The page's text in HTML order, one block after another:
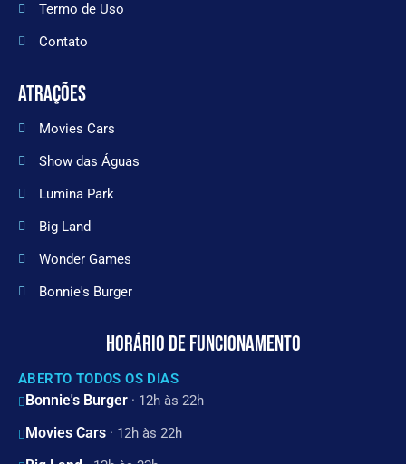
Termo de Uso
Contato
ATRAÇÕES
Movies Cars
Show das Águas
Lumina Park
Big Land
Wonder Games
Bonnie's Burger
HORÁRIO DE FUNCIONAMENTO
ABERTO TODOS OS DIAS
Bonnie's Burger · 12h às 22h
Movies Cars · 12h às 22h